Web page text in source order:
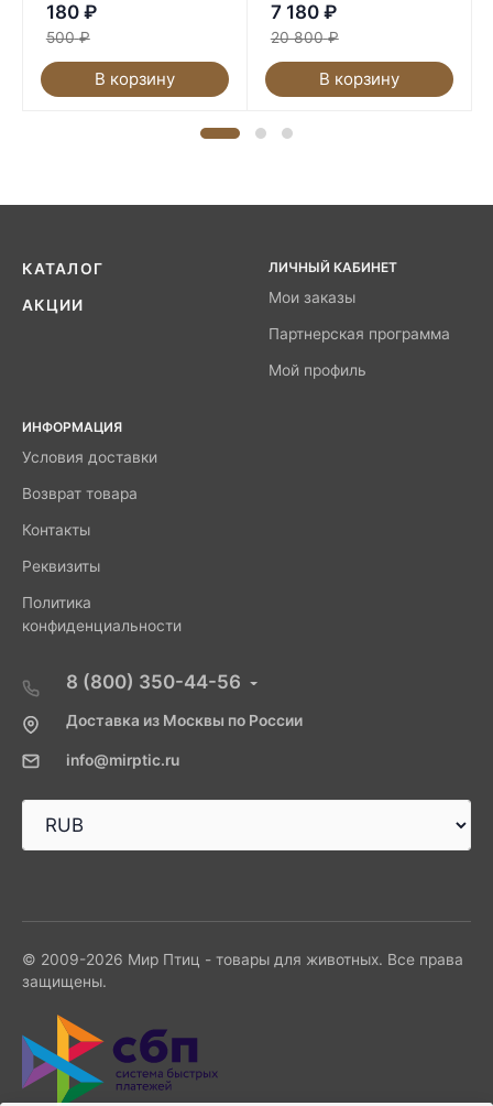
180 ₽
500 ₽
В корзину
7 180 ₽
20 800 ₽
В корзину
КАТАЛОГ
АКЦИИ
ЛИЧНЫЙ КАБИНЕТ
Мои заказы
Партнерская программа
Мой профиль
ИНФОРМАЦИЯ
Условия доставки
Возврат товара
Контакты
Реквизиты
Политика
конфиденциальности
8 (800) 350-44-56
Доставка из Москвы по России
info@mirptic.ru
© 2009-2026 Мир Птиц - товары для животных. Все права
защищены.